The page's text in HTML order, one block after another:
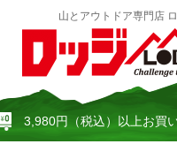
山とアウトドア専門店
3,980円（税込）以上お買